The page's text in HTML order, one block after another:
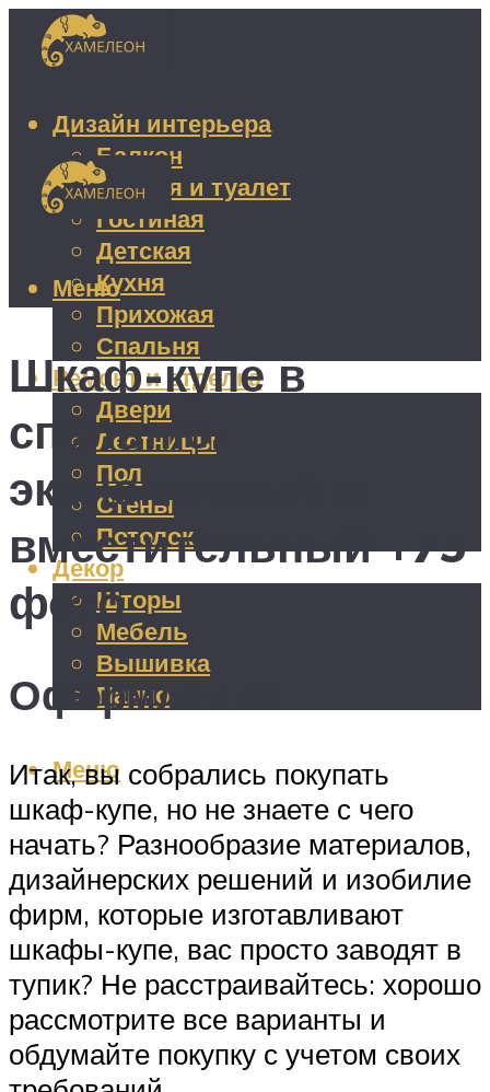
Дизайн интерьера
Балкон
Ванная и туалет
Гостиная
Детская
Кухня
Прихожая
Спальня
Ремонт и отделка
Двери
Лестницы
Пол
Стены
Потолок
Декор
Шторы
Мебель
Вышивка
Панно
Меню
Меню
Шкаф-купе в
спальню:
экономичный и
вместительный +75
фото
Оформление
Итак, вы собрались покупать
шкаф-купе, но не знаете с чего
начать? Разнообразие материалов,
дизайнерских решений и изобилие
фирм, которые изготавливают
шкафы-купе, вас просто заводят в
тупик? Не расстраивайтесь: хорошо
рассмотрите все варианты и
обдумайте покупку с учетом своих